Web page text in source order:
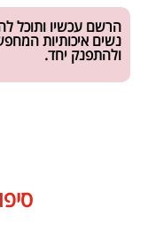
הרשם עכשיו ותוכל
נשים איכותיות
ולהתפנק יחד.